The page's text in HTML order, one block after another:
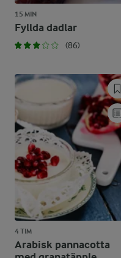
15 MIN
Fyllda dadlar
(86)
4 TIM
Arabisk pannacotta